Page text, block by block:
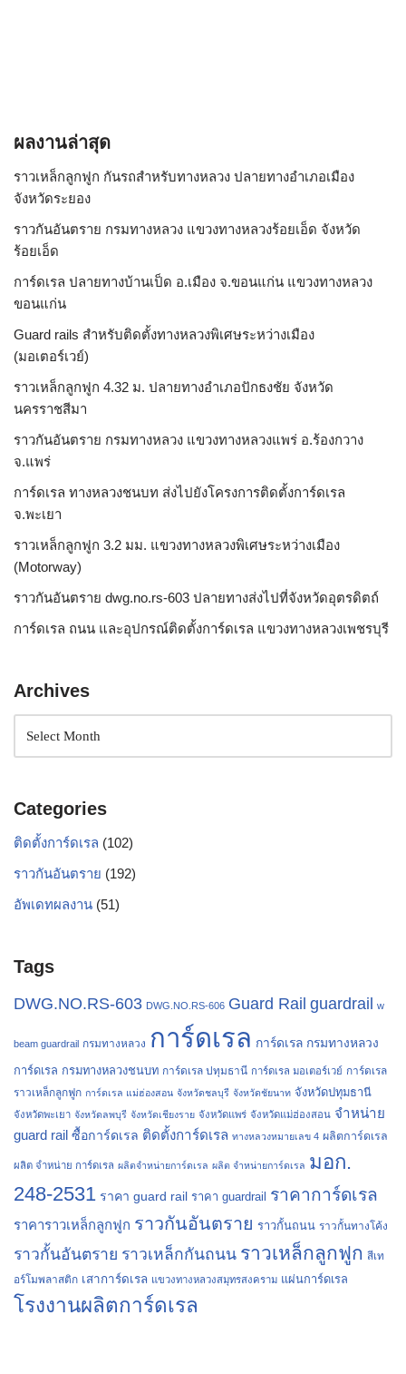
ผลงานล่าสุด
ราวเหล็กลูกฟูก กันรถสําหรับทางหลวง ปลายทางอำเภอเมือง
จังหวัดระยอง
ราวกันอันตราย กรมทางหลวง แขวงทางหลวงร้อยเอ็ด จังหวัด
ร้อยเอ็ด
การ์ดเรล ปลายทางบ้านเป็ด อ.เมือง จ.ขอนแก่น แขวงทางหลวง
ขอนแก่น
Guard rails สำหรับติดตั้งทางหลวงพิเศษระหว่างเมือง
(มอเตอร์เวย์)
ราวเหล็กลูกฟูก 4.32 ม. ปลายทางอำเภอปักธงชัย จังหวัด
นครราชสีมา
ราวกันอันตราย กรมทางหลวง แขวงทางหลวงแพร่ อ.ร้องกวาง
จ.แพร่
การ์ดเรล ทางหลวงชนบท ส่งไปยังโครงการติดตั้งการ์ดเรล
จ.พะเยา
ราวเหล็กลูกฟูก 3.2 มม. แขวงทางหลวงพิเศษระหว่างเมือง
(Motorway)
ราวกันอันตราย dwg.no.rs-603 ปลายทางส่งไปที่จังหวัดอุตรดิตถ์
การ์ดเรล ถนน และอุปกรณ์ติดตั้งการ์ดเรล แขวงทางหลวงเพชรบุรี
Archives
Categories
ติดตั้งการ์ดเรล (102)
ราวกันอันตราย (192)
อัพเดทผลงาน (51)
Tags
DWG.NO.RS-603 DWG.NO.RS-606 Guard Rail guardrail w
beam guardrail กรมทางหลวง การ์ดเรล การ์ดเรล กรมทางหลวง
การ์ดเรล กรมทางหลวงชนบท การ์ดเรล ปทุมธานี การ์ดเรล มอเตอร์เวย์ การ์ดเรล
ราวเหล็กลูกฟูก การ์ดเรล แม่ฮ่องสอน จังหวัดชลบุรี จังหวัดชัยนาท จังหวัดปทุมธานี
จังหวัดพะเยา จังหวัดลพบุรี จังหวัดเชียงราย จังหวัดแพร่ จังหวัดแม่ฮ่องสอน จำหน่าย
guard rail ซื้อการ์ดเรล ติดตั้งการ์ดเรล ทางหลวงหมายเลข 4 ผลิตการ์ดเรล
ผลิต จำหน่าย การ์ดเรล ผลิตจำหน่ายการ์ดเรล ผลิต จำหน่ายการ์ดเรล มอก.
248-2531 ราคา guard rail ราคา guardrail ราคาการ์ดเรล
ราคาราวเหล็กลูกฟูก ราวกันอันตราย ราวกั้นถนน ราวกั้นทางโค้ง
ราวกั้นอันตราย ราวเหล็กกันถนน ราวเหล็กลูกฟูก สีเท
อร์โมพลาสติก เสาการ์ดเรล แขวงทางหลวงสมุทรสงคราม แผ่นการ์ดเรล
โรงงานผลิตการ์ดเรล